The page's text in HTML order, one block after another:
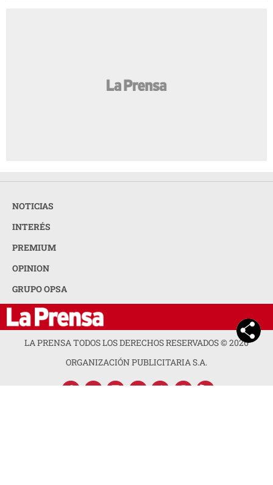
NOTICIAS
INTERÉS
PREMIUM
OPINION
GRUPO OPSA
LA PRENSA TODOS LOS DERECHOS RESERVADOS ©2026
ORGANIZACIÓN PUBLICITARIA S.A.